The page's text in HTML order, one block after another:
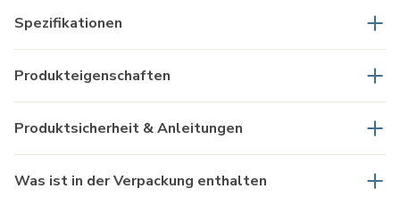
Spezifikationen
Produkteigenschaften
Produktsicherheit & Anleitungen
Was ist in der Verpackung enthalten